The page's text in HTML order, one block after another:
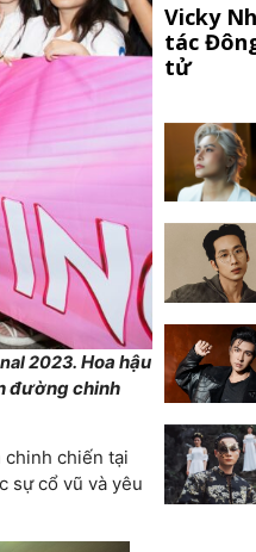
2023. Hoa hậu
đường chinh
chinh chiến tại
sự cổ vũ và yêu
Vicky
tác
tử